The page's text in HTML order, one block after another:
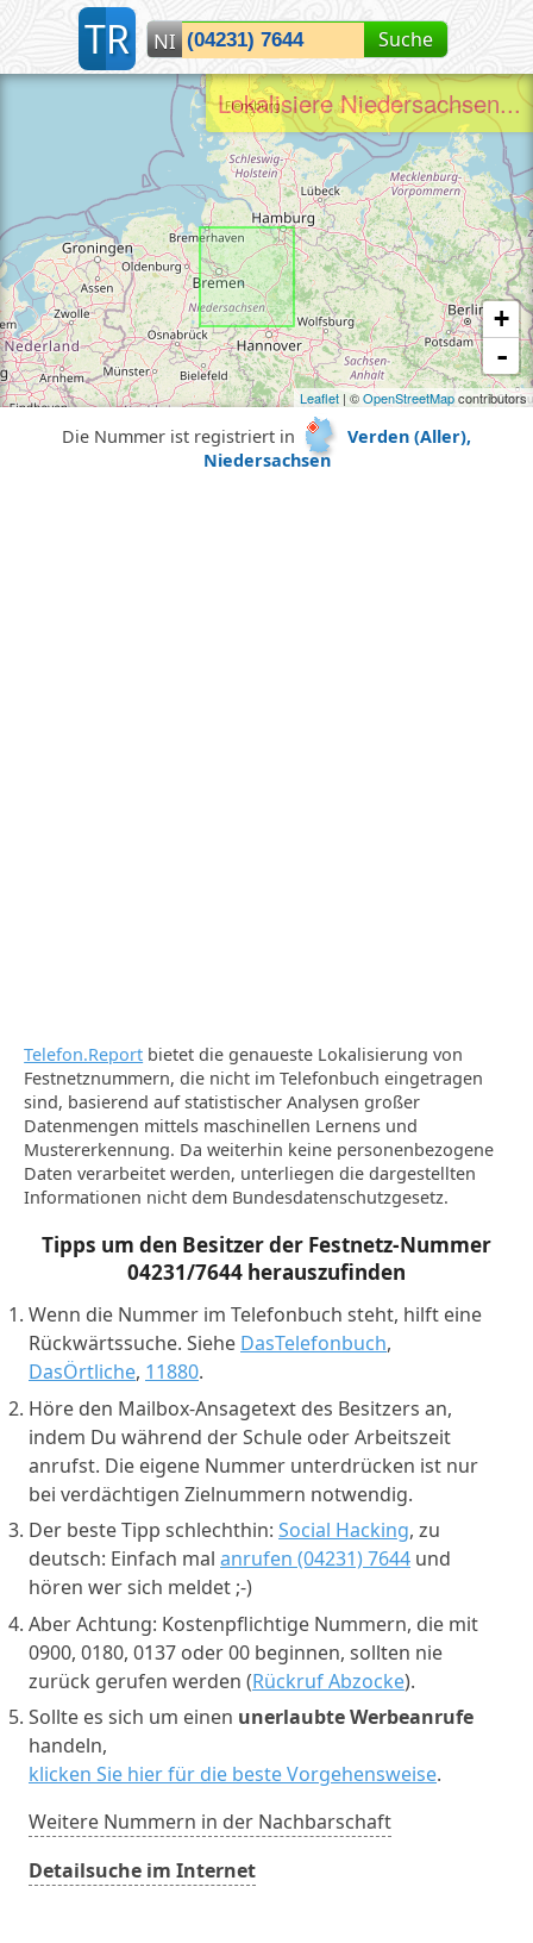
TR NI Suche
+
-
Leaflet | ©OpenStreetMapcontributors
Lokalisiere Verden (Aller), NI...
Die Nummer ist registriert in
Verden (Aller),
Niedersachsen
Telefon.Report bietet die genaueste Lokalisierung von
Festnetznummern, die nicht im Telefonbuch eingetragen
sind, basierend auf statistischer Analysen großer
Datenmengen mittels maschinellen Lernens und
Mustererkennung. Da weiterhin keine personenbezogene
Daten verarbeitet werden, unterliegen die dargestellten
Informationen nicht dem Bundesdatenschutzgesetz.
Tipps um den Besitzer der Festnetz-Nummer
04231/7644 herauszufinden
Wenn die Nummer im Telefonbuch steht, hilft eine
Rückwärtssuche. Siehe DasTelefonbuch,
DasÖrtliche, 11880.
Höre den Mailbox-Ansagetext des Besitzers an,
indem Du während der Schule oder Arbeitszeit
anrufst. Die eigene Nummer unterdrücken ist nur
bei verdächtigen Zielnummern notwendig.
Der beste Tipp schlechthin: Social Hacking, zu
deutsch: Einfach mal anrufen (04231) 7644 und
hören wer sich meldet ;-)
Aber Achtung: Kostenpflichtige Nummern, die mit
0900, 0180, 0137 oder 00 beginnen, sollten nie
zurück gerufen werden (Rückruf Abzocke).
Sollte es sich um einen unerlaubte Werbeanrufe
handeln,
klicken Sie hier für die beste Vorgehensweise.
Weitere Nummern in der Nachbarschaft
Detailsuche im Internet